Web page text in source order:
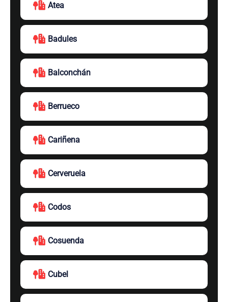
Atea
Badules
Balconchán
Berrueco
Cariñena
Cerveruela
Codos
Cosuenda
Cubel